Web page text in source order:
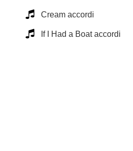
Cream accordi
If I Had a Boat accordi